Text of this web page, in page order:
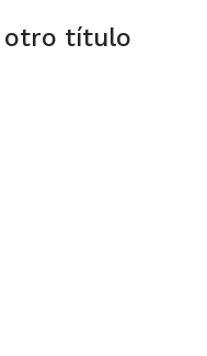
otro título